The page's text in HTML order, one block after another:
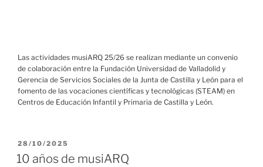
Las actividades musiARQ 25/26 se realizan mediante un convenio
de colaboración entre la Fundación Universidad de Valladolid y
Gerencia de Servicios Sociales de la Junta de Castilla y León para el
fomento de las vocaciones científicas y tecnológicas (STEAM) en
Centros de Educación Infantil y Primaria de Castilla y León.
PUBLICADO
EL
28/10/2025
10 años de musiARQ